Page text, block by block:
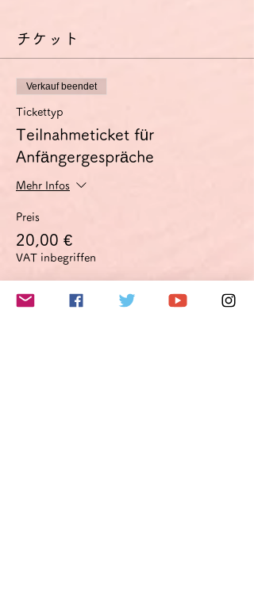
チケット
Verkauf beendet
Tickettyp
Teilnahmeticket für
Anfängergespräche
Mehr Infos
Preis
20,00 €
VAT inbegriffen